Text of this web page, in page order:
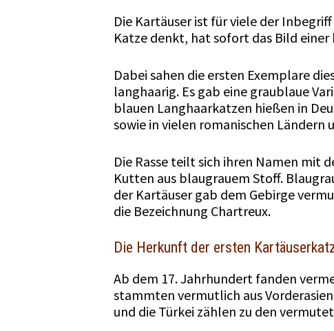
Die Kartäuser ist für viele der
Katze denkt, hat sofort das Bild
Dabei sahen die ersten Exemplare
langhaarig. Es gab eine graublaue
blauen Langhaarkatzen hießen in
sowie in vielen romanischen Ländern
Die Rasse teilt sich ihren Namen mit
Kutten aus blaugrauem Stoff.
der Kartäuser gab dem Gebirge
die Bezeichnung Chartreux.
Die Herkunft der ersten
Ab dem 17. Jahrhundert fanden
stammten vermutlich aus
und die Türkei zählen zu den